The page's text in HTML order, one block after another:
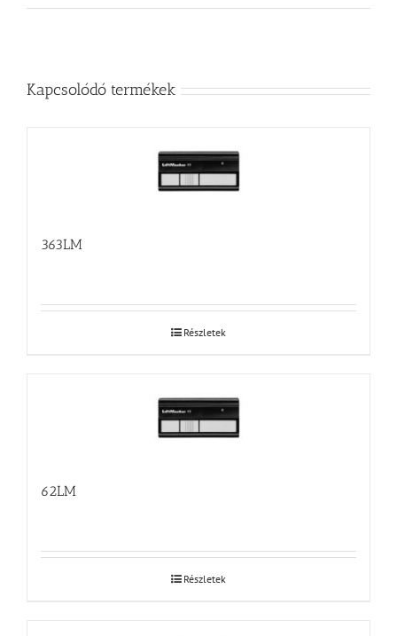
Kapcsolódó termékek
363LM
Részletek
62LM
Részletek